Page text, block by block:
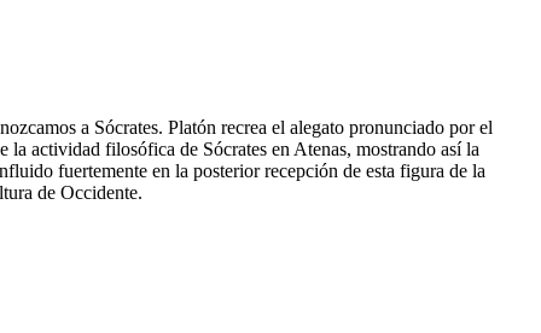
a Sócrates. Platón recrea el alegato pronunciado por el
actividad filosófica de Sócrates en Atenas, mostrando así la
fuertemente en la posterior recepción de esta figura de la
de Occidente.